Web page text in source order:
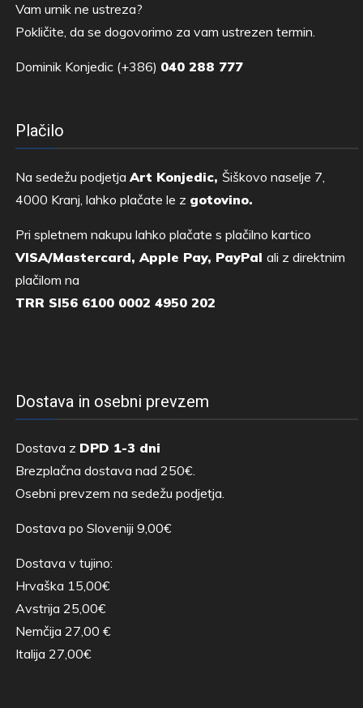
Vam urnik ne ustreza?
Pokličite, da se dogovorimo za vam ustrezen termin.
Dominik Konjedic (+386) 040 288 777
Plačilo
Na sedežu podjetjaArt Konjedic, Šiškovo naselje 7,
4000 Kranj, lahko plačate le z gotovino.
Pri spletnem nakupu lahko plačate s plačilno kartico
VISA/Mastercard, Apple Pay, PayPal ali z direktnim
plačilom na
TRR SI56 6100 0002 4950 202
Dostava in osebni prevzem
Dostava z DPD 1-3 dni
Brezplačna dostava nad 250€.
Osebni prevzem na sedežu podjetja.
Dostava po Sloveniji 9,00€
Dostava v tujino:
Hrvaška 15,00€
Avstrija 25,00€
Nemčija 27,00 €
Italija 27,00€